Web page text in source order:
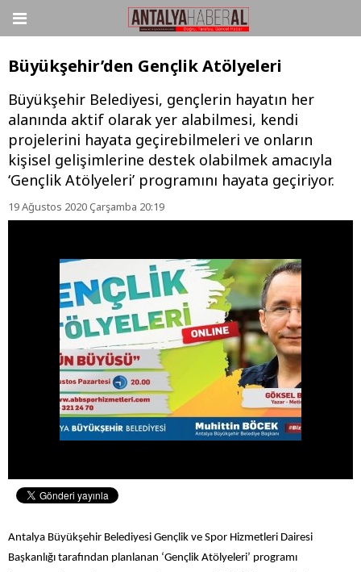
Büyükşehir’den Gençlik Atölyeleri
Büyükşehir Belediyesi, gençlerin hayatın her
alanında aktif olarak yer alabilmesi, kendi
projelerini hayata geçirebilmeleri ve onların
kişisel gelişimlerine destek olabilmek amacıyla
‘Gençlik Atölyeleri’ programını hayata geçiriyor.
19 Ağustos 2020 Çarşamba 20:19
Antalya Büyükşehir Belediyesi Gençlik ve Spor Hizmetleri Dairesi
Başkanlığı tarafından planlanan ‘Gençlik Atölyeleri’ programı